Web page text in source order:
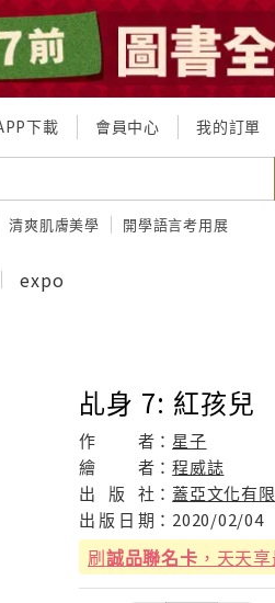
下載 會員中心 我的訂單
清爽肌膚美學 開學語言考用展
expo
乩身 7: 紅孩兒
作 者： 星子
繪
者：程威誌
出
版 社： 蓋亞文化有
出 版 日 期： 2020/02/04
刷誠品聯名卡 ，天天